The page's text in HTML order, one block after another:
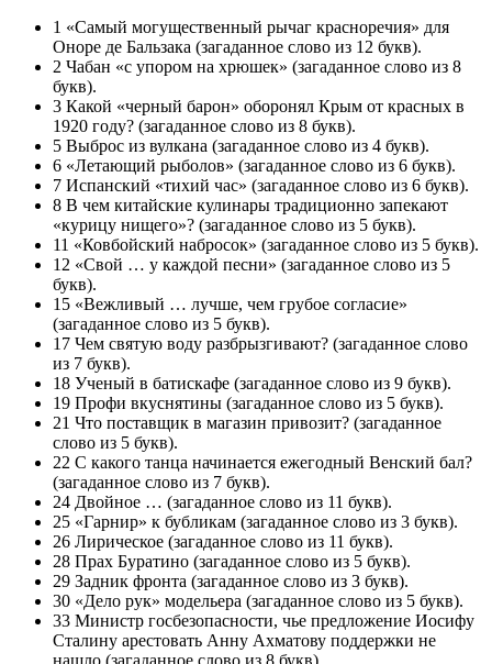
1 «Самый могущественный рычаг красноречия» для
Оноре де Бальзака (загаданное слово из 12 букв).
2 Чабан «с упором на хрюшек» (загаданное слово из 8
букв).
3 Какой «черный барон» оборонял Крым от красных в
1920 году? (загаданное слово из 8 букв).
5 Выброс из вулкана (загаданное слово из 4 букв).
6 «Летающий рыболов» (загаданное слово из 6 букв).
7 Испанский «тихий час» (загаданное слово из 6 букв).
8 В чем китайские кулинары традиционно запекают
«курицу нищего»? (загаданное слово из 5 букв).
11 «Ковбойский набросок» (загаданное слово из 5 букв).
12 «Свой … у каждой песни» (загаданное слово из 5
букв).
15 «Вежливый … лучше, чем грубое согласие»
(загаданное слово из 5 букв).
17 Чем святую воду разбрызгивают? (загаданное слово
из 7 букв).
18 Ученый в батискафе (загаданное слово из 9 букв).
19 Профи вкуснятины (загаданное слово из 5 букв).
21 Что поставщик в магазин привозит? (загаданное
слово из 5 букв).
22 С какого танца начинается ежегодный Венский бал?
(загаданное слово из 7 букв).
24 Двойное … (загаданное слово из 11 букв).
25 «Гарнир» к бубликам (загаданное слово из 3 букв).
26 Лирическое (загаданное слово из 11 букв).
28 Прах Буратино (загаданное слово из 5 букв).
29 Задник фронта (загаданное слово из 3 букв).
30 «Дело рук» модельера (загаданное слово из 5 букв).
33 Министр госбезопасности, чье предложение Иосифу
Сталину арестовать Анну Ахматову поддержки не
нашло (загаданное слово из 8 букв).